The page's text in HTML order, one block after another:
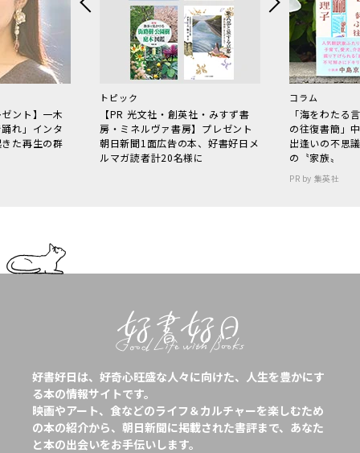
ント】一木
れ」インタ
た再生の群
トピック
【PR 光文社・創英社・みすず書
房・ミネルヴァ書房】プレゼント
朝日新聞1面広告の本、好書好日メ
ルマガ読者計20名様に
コラム
「海をわた
の往復書簡」
出逢いの不思
の〝家族〟
PR by 集英社
好書好日は、好奇心旺盛な人々に向けた、人生を豊かにす
る本の情報サイトです。
映画やアート、食などのライフ＆カルチャーを楽しむため
の本の紹介から、朝日新聞に掲載された書評まで、あなた
と本の出会いをお手伝いします。